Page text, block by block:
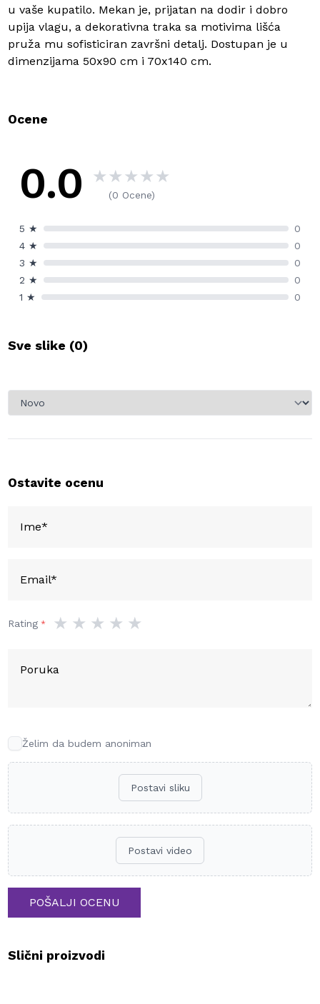
u vaše kupatilo. Mekan je, prijatan na dodir i dobro
upija vlagu, a dekorativna traka sa motivima lišća
pruža mu sofisticiran završni detalj. Dostupan je u
dimenzijama 50x90 cm i 70x140 cm.
Ocene
0.0 ★★★★★
(0 Ocene)
5 ★
0
4 ★
0
3 ★
0
2 ★
0
1 ★ 0
Sve slike (0)
Ostavite ocenu
Rating * ★ ★ ★ ★ ★
Želim da budem anoniman
Postavi sliku
Postavi video
POŠALJI OCENU
Slični proizvodi